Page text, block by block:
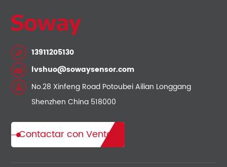
13911205130
lvshuo@sowaysensor.com
No.28 Xinfeng Road Potoubei Ailian Longgang
Shenzhen China 518000
Contactar con Ventas